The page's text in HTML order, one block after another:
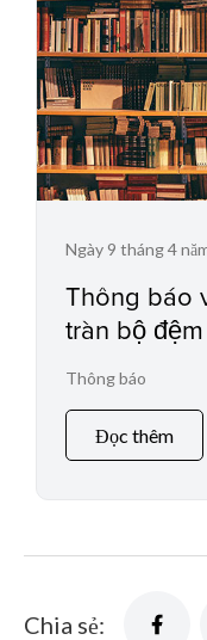
Ngày 9 tháng 4
Thông báo
tràn bộ
Thông báo
Đọc thêm
Chia sẻ: